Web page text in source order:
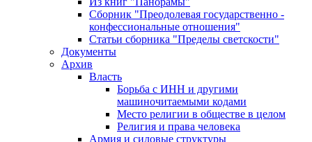
Сборник "Преодолевая государственно -
конфессиональные отношения"
Статьи сборника "Пределы светскости"
Документы
Архив
Власть
Борьба с ИНН и другими
машиночитаемыми кодами
Место религии в обществе в целом
Религия и права человека
Армия и силовые структуры